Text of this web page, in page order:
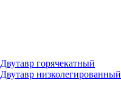
Двутавр горячекатный
Двутавр низколегированный